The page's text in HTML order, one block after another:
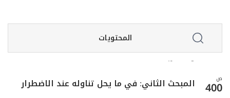
المحتويات
392
395
المبحث الأول: في ما يحرم تناوله من الأطعمة
والأشربة
ص
400 المبحث الثاني: في ما يحل تناوله عند الاضطرار